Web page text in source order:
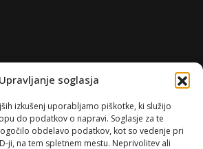
Upravljanje soglasja
izkušenj uporabljamo piškotke, ki služijo
do podatkov o napravi. Soglasje za te
obdelavo podatkov, kot so vedenje pri
ji, na tem spletnem mestu. Neprivolitev ali